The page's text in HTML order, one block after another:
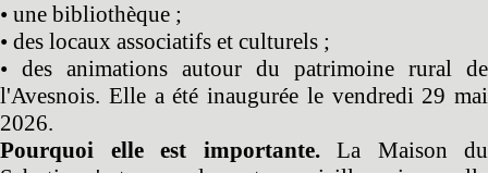
• une bibliothèque ;
• des locaux associatifs et culturels ;
• des animations autour du patrimoine rural de
l'Avesnois. Elle a été inaugurée le vendredi 29 mai
2026.
Pourquoi elle est importante.La Maison du